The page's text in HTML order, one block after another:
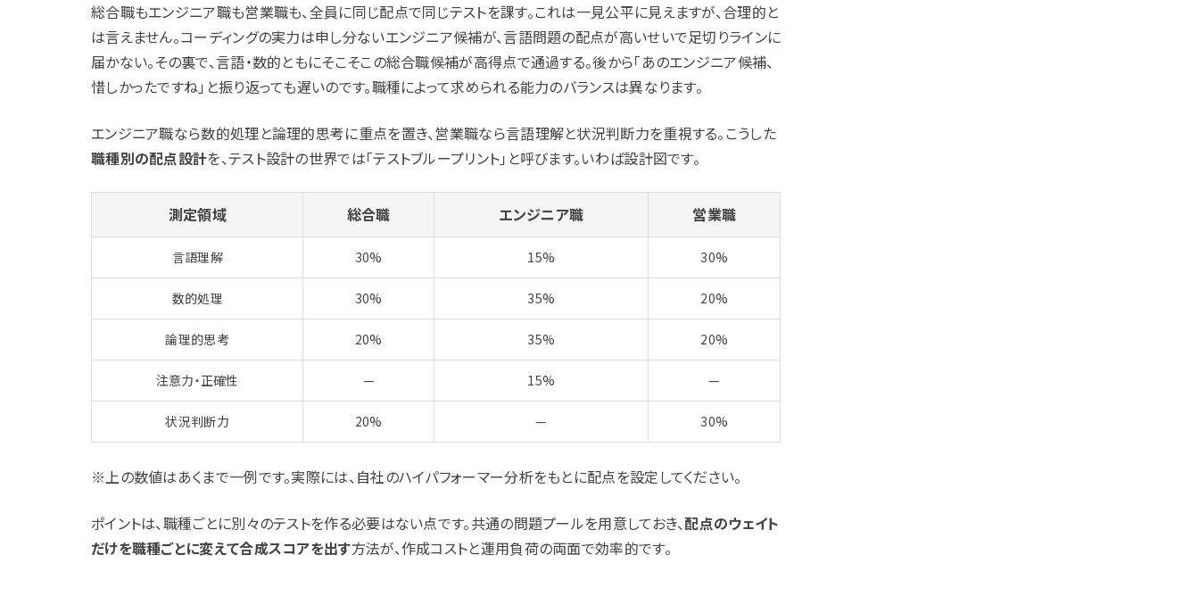
総合職もエンジニア職も営業職も、全員に同じ配点で同じテストを課す。これは一見公平に見えますが、合理的と
は言えません。コーディングの実力は申し分ないエンジニア候補が、言語問題の配点が高いせいで足切りラインに
届かない。その裏で、言語・数的ともにそこそこの総合職候補が高得点で通過する。後から「あのエンジニア候補、
惜しかったですね」と振り返っても遅いのです。職種によって求められる能力のバランスは異なります。
エンジニア職なら数的処理と論理的思考に重点を置き、営業職なら言語理解と状況判断力を重視する。こうした
職種別の配点設計を、テスト設計の世界では「テストブループリント」と呼びます。いわば設計図です。
測定領域 総合職 エンジニア職 営業職
言語理解 30% 15% 30%
数的処理 30% 35% 20%
論理的思考 20% 35% 20%
注意力・正確性 — 15% —
状況判断力 20% — 30%
※上の数値はあくまで一例です。実際には、自社のハイパフォーマー分析をもとに配点を設定してください。
ポイントは、職種ごとに別々のテストを作る必要はない点です。共通の問題プールを用意しておき、配点のウェイト
だけを職種ごとに変えて合成スコアを出す方法が、作成コストと運用負荷の両面で効率的です。